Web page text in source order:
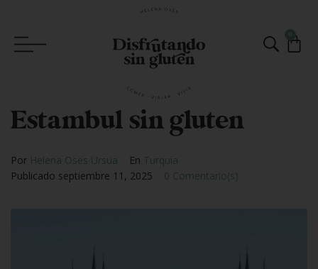
Estambul sin gluten
Por Helena Oses Ursua En Turquia
Publicado septiembre 11, 2025 0 Comentario(s)